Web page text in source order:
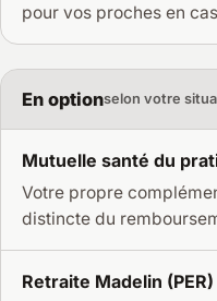
pour vos proches en
En optionselon votre
Mutuelle santé du
Votre propre
distincte du
Retraite Madelin (PER)